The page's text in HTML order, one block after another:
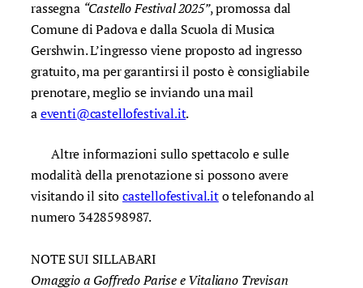
rassegna “Castello Festival 2025”, promossa dal
Comune di Padova e dalla Scuola di Musica
Gershwin. L’ingresso viene proposto ad ingresso
gratuito, ma per garantirsi il posto è consigliabile
prenotare, meglio se inviando una mail
aeventi@castellofestival.it.
Altre informazioni sullo spettacolo e sulle
modalità della prenotazione si possono avere
visitando il sitocastellofestival.ito telefonando al
numero 3428598987.
NOTE SUI SILLABARI
Omaggio a Goffredo Parise e Vitaliano Trevisan